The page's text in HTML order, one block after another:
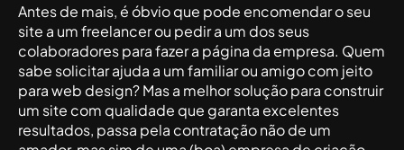
Antes de mais, é óbvio que pode encomendar o seu
site a um freelancer ou pedir a um dos seus
colaboradores para fazer a página da empresa. Quem
sabe solicitar ajuda a um familiar ou amigo com jeito
para web design? Mas a melhor solução para construir
um site com qualidade que garanta excelentes
resultados, passa pela contratação não de um